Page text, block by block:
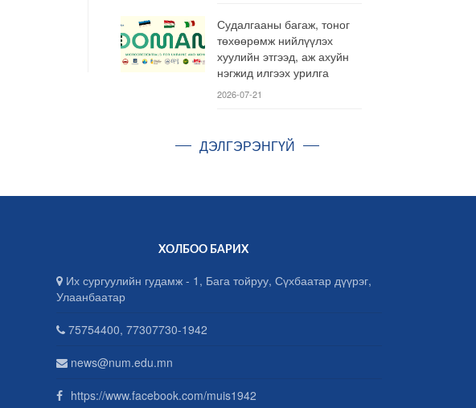
Судалгааны багаж, тоног
төхөөрөмж нийлүүлэх
хуулийн этгээд, аж ахуйн
нэгжид илгээх урилга
2026-07-21
ДЭЛГЭРЭНГҮЙ
ХОЛБОО БАРИХ
Их сургуулийн гудамж - 1, Бага тойруу, Сүхбаатар дүүрэг,
Улаанбаатар
75754400, 77307730-1942
news@num.edu.mn
https://www.facebook.com/muis1942